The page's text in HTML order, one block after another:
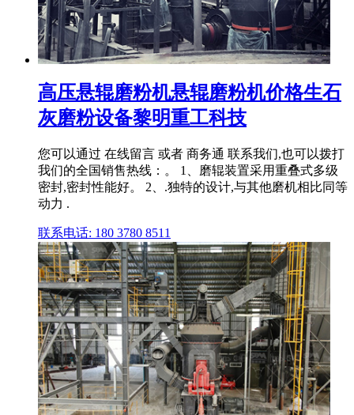
高压悬辊磨粉机悬辊磨粉机价格生石
灰磨粉设备黎明重工科技
您可以通过 在线留言 或者 商务通 联系我们,也可以拨打
我们的全国销售热线：。 1、磨辊装置采用重叠式多级
密封,密封性能好。 2、.独特的设计,与其他磨机相比同等
动力 .
联系电话: 180 3780 8511